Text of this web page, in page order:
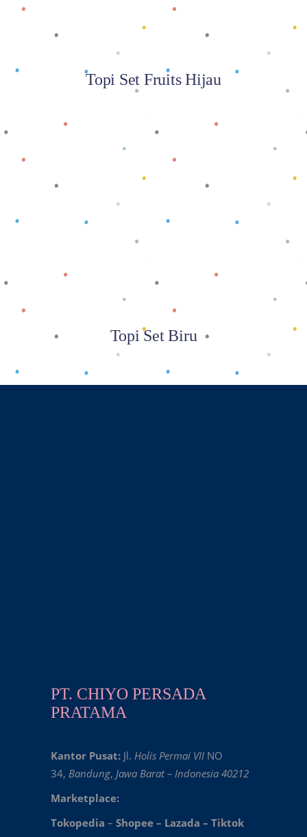
Topi Set Fruits Hijau
Baca selengkapnya
Topi Set Biru
PT. CHIYO PERSADA
PRATAMA
Kantor Pusat: Jl. Holis Permai VII NO
34, Bandung, Jawa Barat – Indonesia 40212
Marketplace:
Tokopedia – Shopee – Lazada – Tiktok